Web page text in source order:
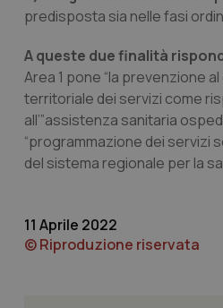
predisposta sia nelle fasi
A queste due finalità
Area 1 pone “la prevenzione
territoriale dei servizi come
all’”assistenza sanitaria
“programmazione dei servizi
del sistema regionale per la
11 Aprile 2022
© Riproduzione riservata